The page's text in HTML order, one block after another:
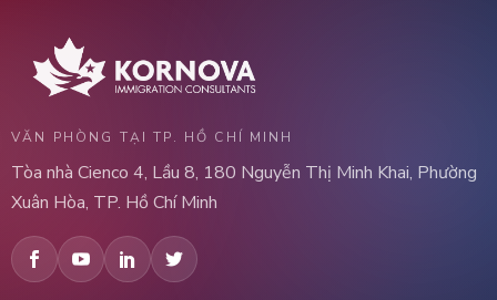
VĂN PHÒNG TẠI TP. HỒ CHÍ MINH
Tòa nhà Cienco 4, Lầu 8, 180 Nguyễn Thị Minh Khai, Phường
Xuân Hòa, TP. Hồ Chí Minh